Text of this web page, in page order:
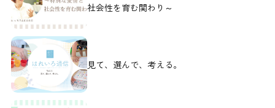
社会性を育む関わり～
見て、選んで、考える。